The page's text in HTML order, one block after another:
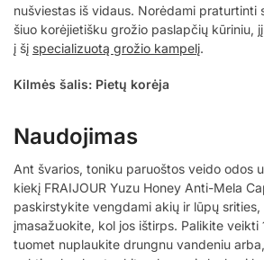
nušviestas iš vidaus. Norėdami praturtinti
šiuo korėjietišku grožio paslapčių kūriniu,
į šį specializuotą grožio kampelį.
Kilmės šalis: Pietų korėja
Naudojimas
Ant švarios, toniku paruoštos veido odos
kiekį FRAIJOUR Yuzu Honey Anti-Mela
paskirstykite vengdami akių ir lūpų srities,
įmasažuokite, kol jos ištirps. Palikite veikti
tuomet nuplaukite drungnu vandeniu